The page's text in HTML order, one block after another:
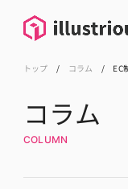
トップ / コラム / EC
コラム
COLUMN